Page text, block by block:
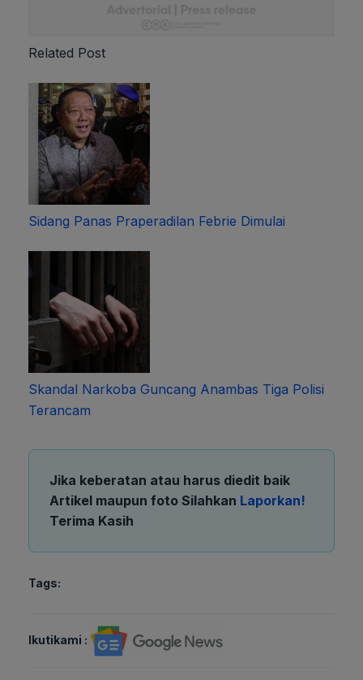
Related Post
Sidang Panas Praperadilan Febrie Dimulai
Skandal Narkoba Guncang Anambas Tiga Polisi
Terancam
Jika keberatan atau harus diedit baik
Artikel maupun foto Silahkan Laporkan!
Terima Kasih
Tags:
Ikutikami :